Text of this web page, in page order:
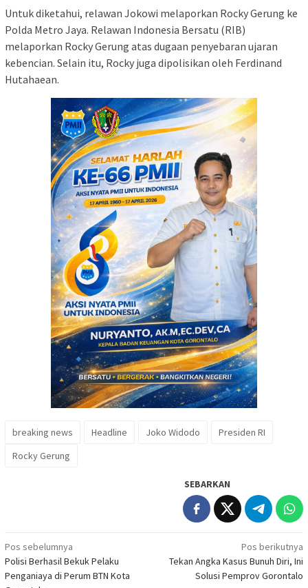
Untuk diketahui, relawan Jokowi melaporkan Rocky Gerung ke
Polda Metro Jaya. Relawan Indonesia Bersatu (RIB)
melaporkan Rocky Gerung atas dugaan penyebaran ujaran
kebencian. Selain itu, Rocky juga dipolisikan oleh Ferdinand
Hutahaean.
breaking news Headline Joko Widodo
Presiden RI
Rocky Gerung
SEBARKAN
Navigasi
pos
Pos sebelumnya
Polisi Berhasil Bekuk Pelaku
Penganiaya di Perum BTN Kota
Pos berikutnya
Tekan Angka Kasus Bunuh Diri, Ini
Solusi Pemprov Gorontalo